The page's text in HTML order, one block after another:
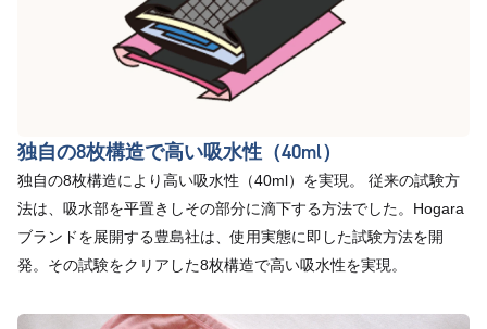
独自の8枚構造で高い吸水性（40ml）
独自の8枚構造により高い吸水性（40ml）を実現。 従来の試験方
法は、吸水部を平置きしその部分に滴下する方法でした。Hogara
ブランドを展開する豊島社は、使用実態に即した試験方法を開
発。その試験をクリアした8枚構造で高い吸水性を実現。